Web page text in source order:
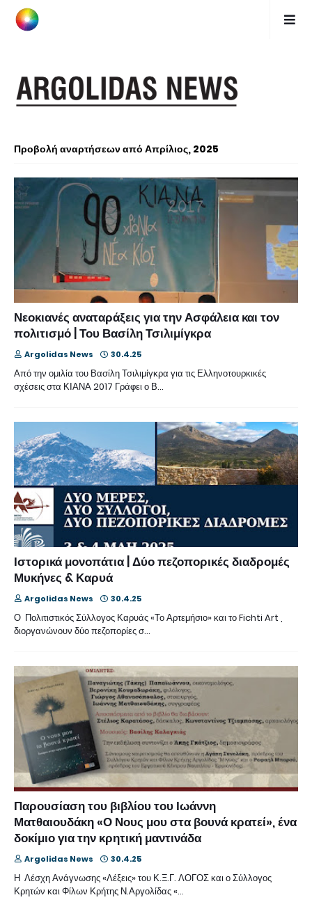
Προβολή αναρτήσεων από Απρίλιος, 2025
Νεοκιανές αναταράξεις για την Ασφάλεια και τον
πολιτισμό | Του Βασίλη Τσιλιμίγκρα
Argolidas News 30.4.25
Από την ομιλία του Βασίλη Τσιλιμίγκρα για τις Ελληνοτουρκικές
σχέσεις στα ΚΙΑΝΑ 2017 Γράφει ο Β…
Ιστορικά μονοπάτια | Δύο πεζοπορικές διαδρομές
Μυκήνες & Καρυά
Argolidas News 30.4.25
Ο Πολιτιστικός Σύλλογος Καρυάς «Το Αρτεμήσιο» και το Fichti Art ,
διοργανώνουν δύο πεζοπορίες σ…
Παρουσίαση του βιβλίου του Ιωάννη
Ματθαιουδάκη «Ο Νους μου στα βουνά κρατεί», ένα
δοκίμιο για την κρητική μαντινάδα
Argolidas News 30.4.25
Η Λέσχη Ανάγνωσης «Λέξεις» του Κ.Ξ.Γ. ΛΟΓΟΣ και ο Σύλλογος
Κρητών και Φίλων Κρήτης Ν.Αργολίδας «…